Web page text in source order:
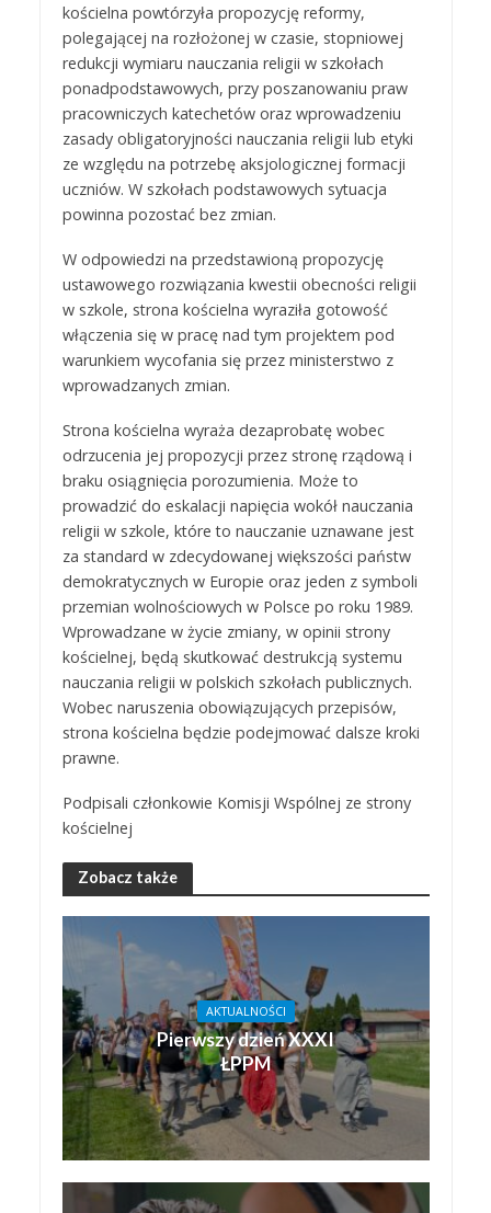
kościelna powtórzyła propozycję reformy,
polegającej na rozłożonej w czasie, stopniowej
redukcji wymiaru nauczania religii w szkołach
ponadpodstawowych, przy poszanowaniu praw
pracowniczych katechetów oraz wprowadzeniu
zasady obligatoryjności nauczania religii lub etyki
ze względu na potrzebę aksjologicznej formacji
uczniów. W szkołach podstawowych sytuacja
powinna pozostać bez zmian.
W odpowiedzi na przedstawioną propozycję
ustawowego rozwiązania kwestii obecności religii
w szkole, strona kościelna wyraziła gotowość
włączenia się w pracę nad tym projektem pod
warunkiem wycofania się przez ministerstwo z
wprowadzanych zmian.
Strona kościelna wyraża dezaprobatę wobec
odrzucenia jej propozycji przez stronę rządową i
braku osiągnięcia porozumienia. Może to
prowadzić do eskalacji napięcia wokół nauczania
religii w szkole, które to nauczanie uznawane jest
za standard w zdecydowanej większości państw
demokratycznych w Europie oraz jeden z symboli
przemian wolnościowych w Polsce po roku 1989.
Wprowadzane w życie zmiany, w opinii strony
kościelnej, będą skutkować destrukcją systemu
nauczania religii w polskich szkołach publicznych.
Wobec naruszenia obowiązujących przepisów,
strona kościelna będzie podejmować dalsze kroki
prawne.
Podpisali członkowie Komisji Wspólnej ze strony
kościelnej
Zobacz także
AKTUALNOŚCI
Pierwszy dzień XXXI
ŁPPM